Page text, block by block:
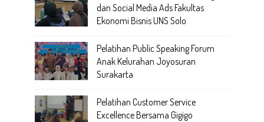
dan Social Media Ads Fakultas
Ekonomi Bisnis UNS Solo
Pelatihan Public Speaking Forum
Anak Kelurahan Joyosuran
Surakarta
Pelatihan Customer Service
Excellence Bersama Gigigo